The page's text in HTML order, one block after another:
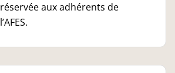
réservée aux adhérents de
l’AFES.